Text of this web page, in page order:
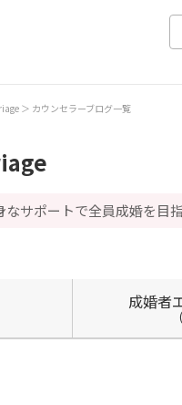
カウンセラーブログ一覧
サポートで全員成婚を目
成婚者